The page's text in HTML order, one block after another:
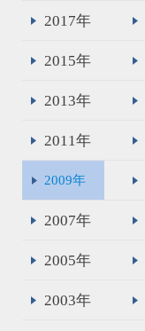
2017年
2015年
2013年
2011年
2009年
2007年
2005年
2003年